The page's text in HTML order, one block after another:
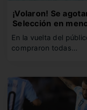
¡Volaron! Se
Selección en
En la vuelta del
compraron todas…